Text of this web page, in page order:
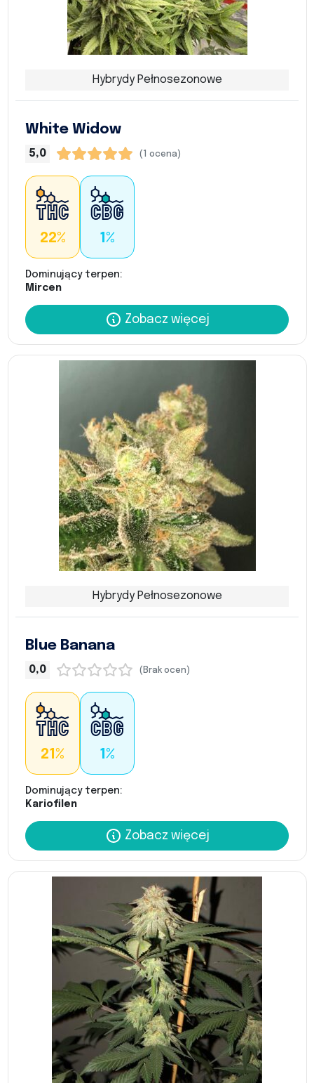
Hybrydy Pełnosezonowe
White Widow
5,0 (1 ocena)
22% 1%
Dominujący terpen:
Mircen
Zobacz więcej
Hybrydy Pełnosezonowe
Blue Banana
0,0 (Brak ocen)
21% 1%
Dominujący terpen:
Kariofilen
Zobacz więcej